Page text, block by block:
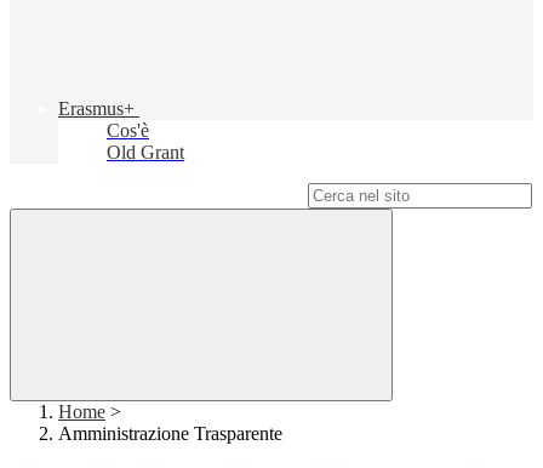
Erasmus+
Cos'è
Old Grant
Home >
Amministrazione Trasparente